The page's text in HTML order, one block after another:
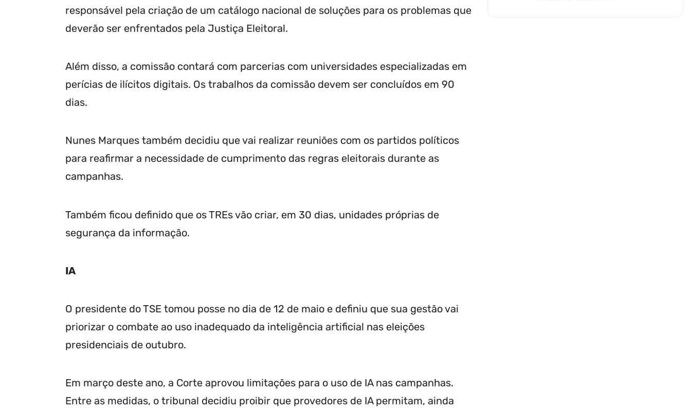
responsável pela criação de um catálogo nacional de soluções para os problemas que
deverão ser enfrentados pela Justiça Eleitoral.
Além disso, a comissão contará com parcerias com universidades especializadas em
perícias de ilícitos digitais. Os trabalhos da comissão devem ser concluídos em 90
dias.
Nunes Marques também decidiu que vai realizar reuniões com os partidos políticos
para reafirmar a necessidade de cumprimento das regras eleitorais durante as
campanhas.
Também ficou definido que os TREs vão criar, em 30 dias, unidades próprias de
segurança da informação.
IA
O presidente do TSE tomou posse no dia de 12 de maio e definiu que sua gestão vai
priorizar o combate ao uso inadequado da inteligência artificial nas eleições
presidenciais de outubro.
Em março deste ano, a Corte aprovou limitações para o uso de IA nas campanhas.
Entre as medidas, o tribunal decidiu proibir que provedores de IA permitam, ainda